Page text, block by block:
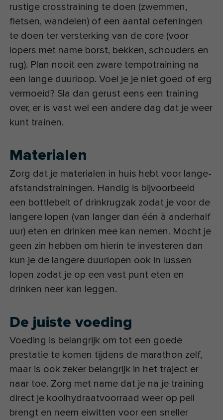
rustige crosstraining te doen (zwemmen,
fietsen, wandelen) of een aantal oefeningen
te doen ter versterking van de core (voor
lopers met name borst, bekken, schouders en
rug). Plan nooit een zware tempotraining na
een lange duurloop. Voel je je niet goed of erg
vermoeid? Sla dan gerust eens een training
over, er is vast wel een andere dag dat je weer
kunt trainen.
Materialen
Zorg dat je materialen in huis hebt voor lange-
afstandstrainingen. Handig is bijvoorbeeld
een bottlebelt of drinkrugzak zodat je voor de
langere lopen (van langer dan één à anderhalf
uur) eten en drinken mee kan nemen. Mocht je
geen zin hebben om hierin te investeren dan
kun je de langere duurlopen ook in lussen
lopen zodat je op een vast punt eten en
drinken neer kan leggen.
De juiste voeding
Voeding is belangrijk om tot een goede
prestatie te komen tijdens de marathon zelf,
maar is ook zeker belangrijk in het traject er
naar toe. Zorg met name dat je na je training
direct je koolhydraatvoorraad weer op peil
brengt en neem eiwitten voor een sneller